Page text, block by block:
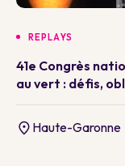
REPLAYS
41e Congrès
au vert : défis,
Haute-Garonne